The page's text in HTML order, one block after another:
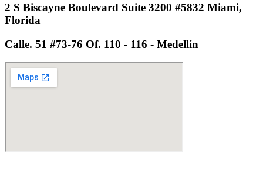
2 S Biscayne Boulevard Suite 3200 #5832 Miami,
Florida
Calle. 51 #73-76 Of. 110 - 116 - Medellín